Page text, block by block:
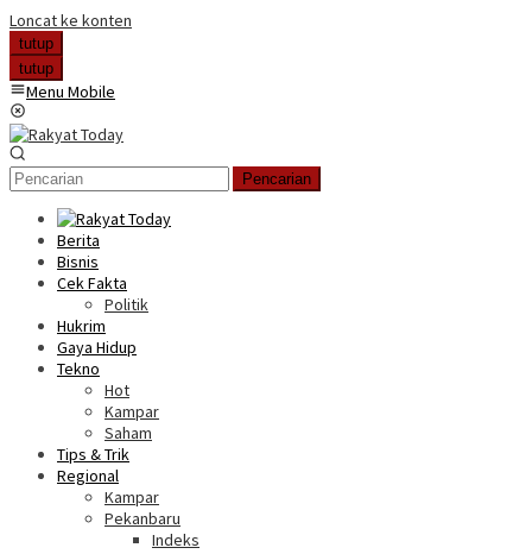
Loncat ke konten
tutup
tutup
Menu Mobile
Pencarian
Berita
Bisnis
Cek Fakta
Politik
Hukrim
Gaya Hidup
Tekno
Hot
Kampar
Saham
Tips & Trik
Regional
Kampar
Pekanbaru
Indeks